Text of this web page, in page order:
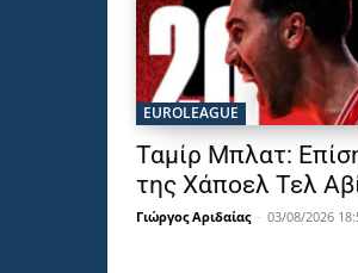
EUROLEAGUE
Ταμίρ Μπλατ:
της Χάποελ Τελ
Γιώργος Αριδαίας - 03/08/2026